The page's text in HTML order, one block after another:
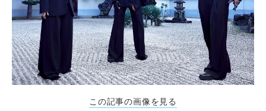
この記事の画像を見る